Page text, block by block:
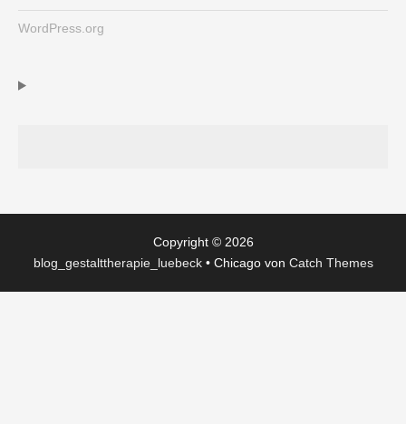
WordPress.org
Copyright © 2026
blog_gestalttherapie_luebeck• Chicago von Catch Themes